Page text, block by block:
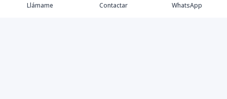
Llámame Contactar WhatsApp